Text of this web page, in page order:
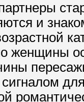
и
сигналом